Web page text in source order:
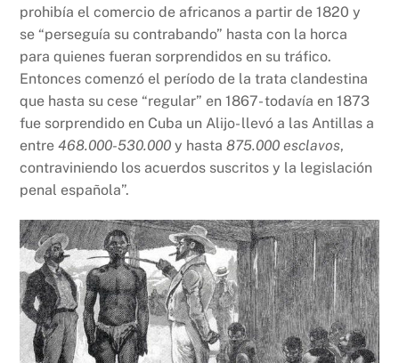
prohibía el comercio de africanos a partir de 1820 y
se “perseguía su contrabando” hasta con la horca
para quienes fueran sorprendidos en su tráfico.
Entonces comenzó el período de la trata clandestina
que hasta su cese “regular” en 1867- todavía en 1873
fue sorprendido en Cuba un Alijo- llevó a las Antillas a
entre468.000-530.000y hasta875.000 esclavos,
contraviniendo los acuerdos suscritos y la legislación
penal española”.